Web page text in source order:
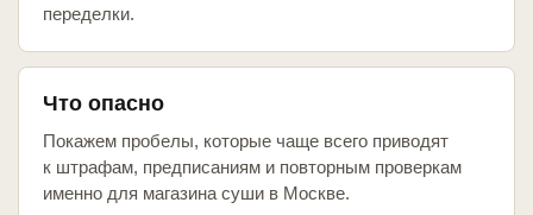
переделки.
Что опасно
Покажем пробелы, которые чаще всего приводят
к штрафам, предписаниям и повторным проверкам
именно для магазина суши в Москве.